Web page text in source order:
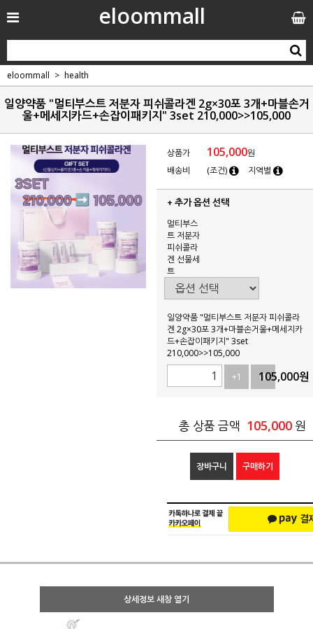
eloommall
eloommall health
일양약품 "멀티부스트 저분자 피쉬콜라겐 2g×30포 3개+마블손거
울+메세지카드+손잡이패키지" 3set 210,000>>105,000
상품가 105,000원
배송비
(조건) 지역별
+ 추가 옵션 선택
멀티부스
트 저분자
피쉬콜라
겐 선물세
트
일양약품 "멀티부스트 저분자 피쉬콜라
겐 2g×30포 3개+마블손거울+메세지카
드+손잡이패키지" 3set
210,000>>105,000
+1
-1
105,000원
총 상품 금액 105,000 원
장바구니 구매하기
상세정보 새창 열기